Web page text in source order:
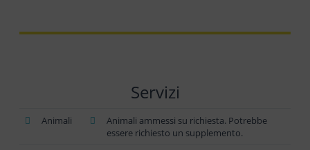
Servizi
Animali
Animali ammessi su richiesta. Potrebbe
essere richiesto un supplemento.